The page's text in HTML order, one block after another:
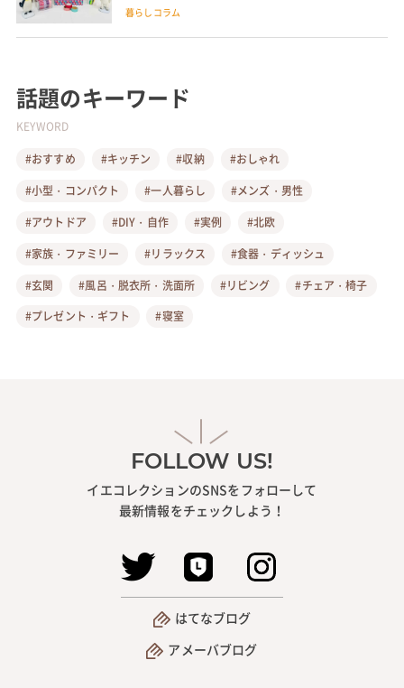
暮らしコラム
話題のキーワード
KEYWORD
#おすすめ
#キッチン #収納
#おしゃれ
#小型・コンパクト
#一人暮らし
#メンズ・男性
#アウトドア
#DIY・自作 #実例
#北欧
#家族・ファミリー
#リラックス
#食器・ディッシュ
#玄関
#風呂・脱衣所・洗面所 #リビング
#チェア・椅子
#プレゼント・ギフト
#寝室
FOLLOW US!
イエコレクションのSNSをフォローして
最新情報をチェックしよう！
はてなブログ
アメーバブログ